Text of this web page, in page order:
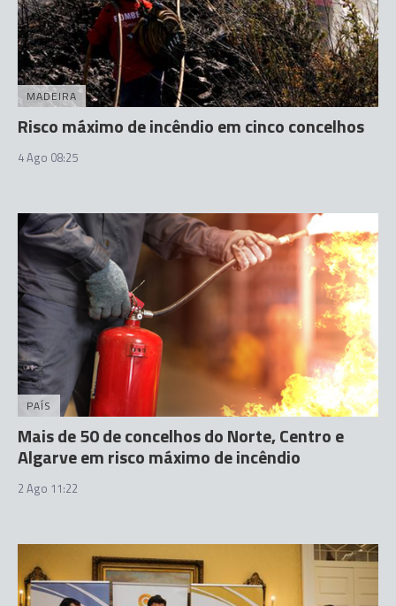
MADEIRA
Risco máximo de incêndio em cinco concelhos
4 Ago 08:25
PAÍS
Mais de 50 de concelhos do Norte, Centro e
Algarve em risco máximo de incêndio
2 Ago 11:22